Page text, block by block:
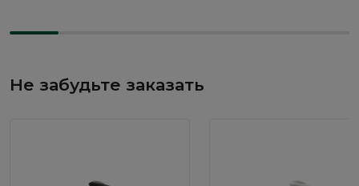
Не забудьте заказать